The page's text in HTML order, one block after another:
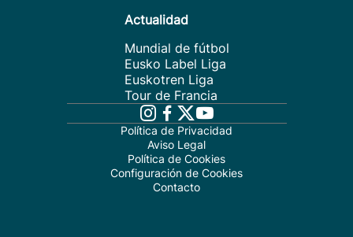
Actualidad
Mundial de fútbol
Eusko Label Liga
Euskotren Liga
Tour de Francia
Política de Privacidad
Aviso Legal
Política de Cookies
Configuración de Cookies
Contacto